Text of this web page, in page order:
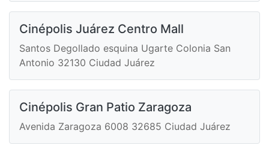
Cinépolis Juárez Centro Mall
Santos Degollado esquina Ugarte Colonia San
Antonio 32130 Ciudad Juárez
Cinépolis Gran Patio Zaragoza
Avenida Zaragoza 6008 32685 Ciudad Juárez